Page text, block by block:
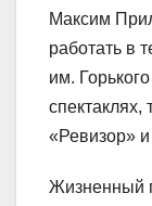
Максим
работать в
им.
спектаклях,
«Ревизор» и
Жизненный